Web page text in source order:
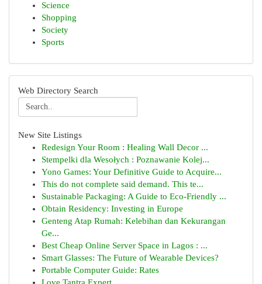
Science
Shopping
Society
Sports
Web Directory Search
New Site Listings
Redesign Your Room : Healing Wall Decor ...
Stempelki dla Wesołych : Poznawanie Kolej...
Yono Games: Your Definitive Guide to Acquire...
This do not complete said demand. This te...
Sustainable Packaging: A Guide to Eco-Friendly ...
Obtain Residency: Investing in Europe
Genteng Atap Rumah: Kelebihan dan Kekurangan
Ge...
Best Cheap Online Server Space in Lagos : ...
Smart Glasses: The Future of Wearable Devices?
Portable Computer Guide: Rates